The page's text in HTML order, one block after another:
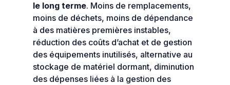
le long terme. Moins de remplacements,
moins de déchets, moins de dépendance
à des matières premières instables,
réduction des coûts d’achat et de gestion
des équipements inutilisés, alternative au
stockage de matériel dormant, diminution
des dépenses liées à la gestion des